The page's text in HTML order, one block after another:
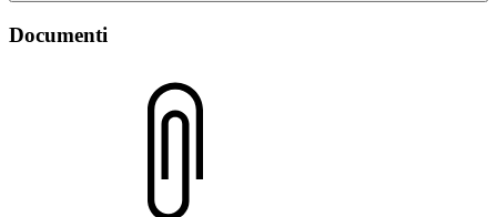
Documenti